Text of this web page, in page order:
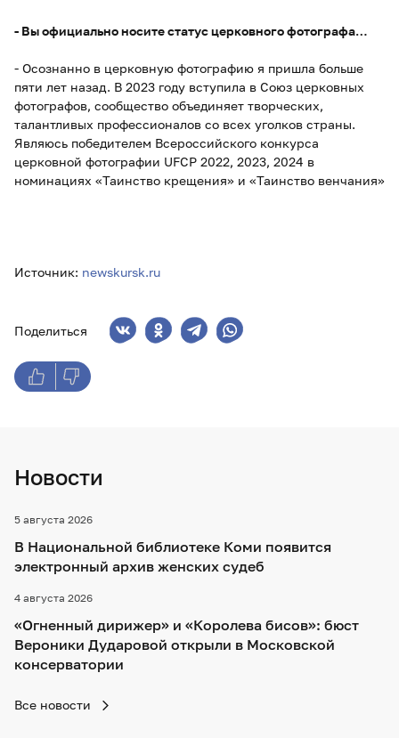
- Вы официально носите статус церковного фотографа…
- Осознанно в церковную фотографию я пришла больше
пяти лет назад. В 2023 году вступила в Союз церковных
фотографов, сообщество объединяет творческих,
талантливых профессионалов со всех уголков страны.
Являюсь победителем Всероссийского конкурса
церковной фотографии UFCP 2022, 2023, 2024 в
номинациях «Таинство крещения» и «Таинство венчания»
Источник: newskursk.ru
Поделиться
Новости
5 августа 2026
В Национальной библиотеке Коми появится
электронный архив женских судеб
4 августа 2026
«Огненный дирижер» и «Королева бисов»: бюст
Вероники Дударовой открыли в Московской
консерватории
Все новости